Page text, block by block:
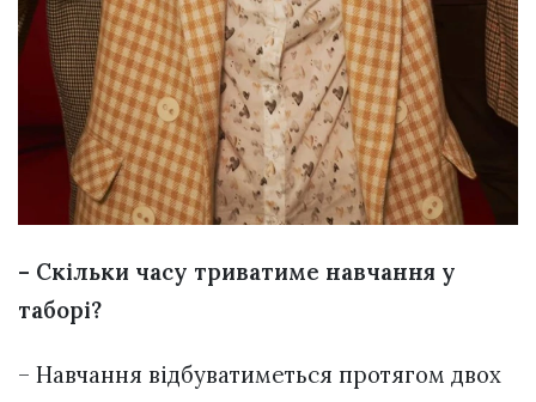
– Скільки часу триватиме навчання у
таборі?
– Навчання відбуватиметься протягом двох